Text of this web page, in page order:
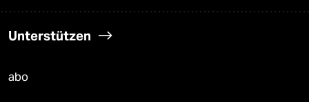
Unterstützen
abo